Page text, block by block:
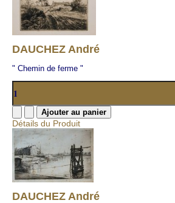
DAUCHEZ André
" Chemin de ferme "
Détails du Produit
DAUCHEZ André